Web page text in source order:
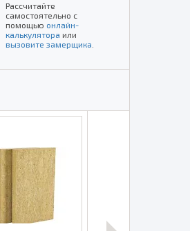
Рассчитайте
самостоятельно с
помощью онлайн-
калькулятора или
вызовите замерщика